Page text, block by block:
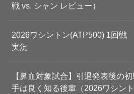
戦 vs. シャン レビュー）
2026ワシントン(ATP500) 1回
実況
【鼻血対象試合】引退発表後の
手は良く知る後輩（2026ワシン